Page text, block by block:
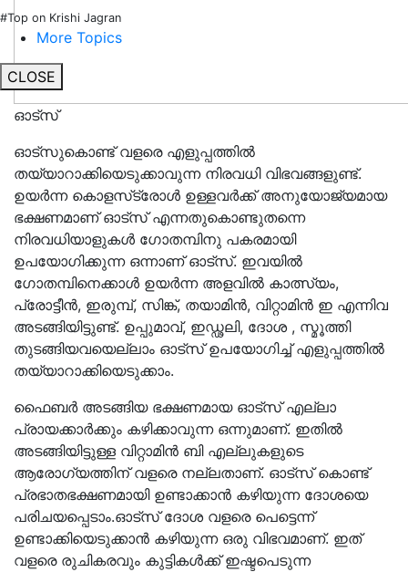
#Top on Krishi Jagran
More Topics
CLOSE
ഓട്സ്
ഓട്സുകൊണ്ട് വളരെ എളുപ്പത്തിൽ
തയ്യാറാക്കിയെടുക്കാവുന്ന നിരവധി വിഭവങ്ങളുണ്ട്.
ഉയർന്ന കൊളസ്‌ട്രോൾ ഉള്ളവർക്ക് അനുയോജ്യമായ
ഭക്ഷണമാണ് ഓട്‌സ് എന്നതുകൊണ്ടുതന്നെ
നിരവധിയാളുകൾ ഗോതമ്പിനു പകരമായി
ഉപയോഗിക്കുന്ന ഒന്നാണ് ഓട്സ്. ഇവയിൽ
ഗോതമ്പിനെക്കാൾ ഉയർന്ന അളവിൽ കാത്സ്യം,
പ്രോട്ടീൻ, ഇരുമ്പ്‌, സിങ്ക്‌, തയാമിൻ, വിറ്റാമിൻ ഇ എന്നിവ
അടങ്ങിയിട്ടുണ്ട്‌. ഉപ്പുമാവ്, ഇഡ്ഢലി, ദോശ , സ്മൂത്തി
തുടങ്ങിയവയെല്ലാം ഓട്സ് ഉപയോഗിച്ച് എളുപ്പത്തിൽ
തയ്യാറാക്കിയെടുക്കാം.
ഫൈബർ അടങ്ങിയ ഭക്ഷണമായ ഓട്സ് എല്ലാ
പ്രായക്കാർക്കും കഴിക്കാവുന്ന ഒന്നുമാണ്. ഇതിൽ
അടങ്ങിയിട്ടുള്ള വിറ്റാമിൻ ബി എല്ലുകളുടെ
ആരോഗ്യത്തിന് വളരെ നല്ലതാണ്. ഓട്സ് കൊണ്ട്
പ്രഭാതഭക്ഷണമായി ഉണ്ടാക്കാൻ കഴിയുന്ന ദോശയെ
പരിചയപ്പെടാം.ഓട്സ് ദോശ വളരെ പെട്ടെന്ന്
ഉണ്ടാക്കിയെടുക്കാൻ കഴിയുന്ന ഒരു വിഭവമാണ്. ഇത്
വളരെ രുചികരവും കുട്ടികൾക്ക് ഇഷ്ടപെടുന്ന